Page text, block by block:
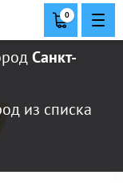
Санкт-
из списка
0